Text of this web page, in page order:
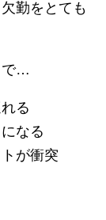
勤をとても
で…
る
なる
が衝突